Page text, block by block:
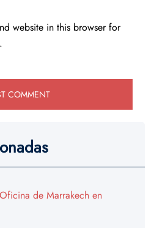
website in this browser for
de Marrakech en